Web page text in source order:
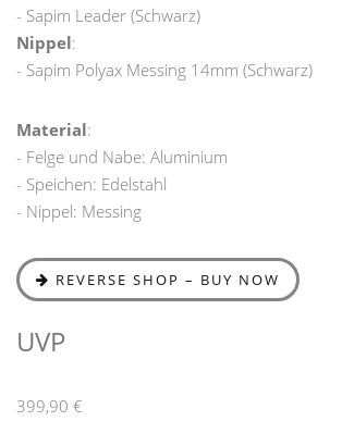
- Sapim Leader (Schwarz)
Nippel:
- Sapim Polyax Messing 14mm (Schwarz)
Material:
- Felge und Nabe: Aluminium
- Speichen: Edelstahl
- Nippel: Messing
REVERSE SHOP – BUY NOW
UVP
399,90 €